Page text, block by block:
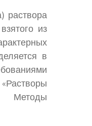
раствора
из
в
Методы